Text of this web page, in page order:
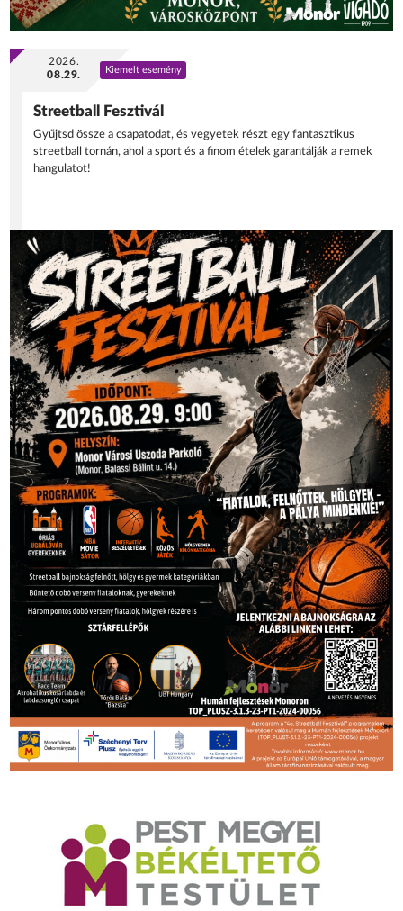
2026.
08.29.
Kiemelt esemény
Streetball Fesztivál
Gyűjtsd össze a csapatodat, és vegyetek részt egy fantasztikus
streetball tornán, ahol a sport és a finom ételek garantálják a remek
hangulatot!